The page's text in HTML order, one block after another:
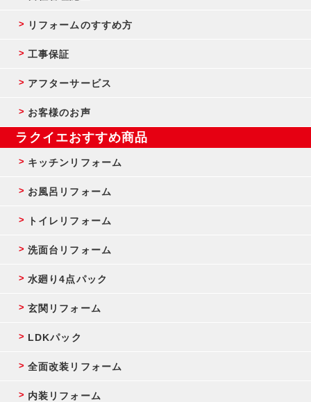
リフォームのすすめ方
工事保証
アフターサービス
お客様のお声
ラクイエおすすめ商品
キッチンリフォーム
お風呂リフォーム
トイレリフォーム
洗面台リフォーム
水廻り4点パック
玄関リフォーム
LDKパック
全面改装リフォーム
内装リフォーム